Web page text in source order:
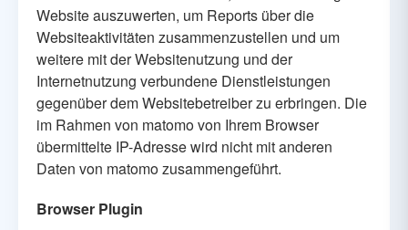
Website auszuwerten, um Reports über die
Websiteaktivitäten zusammenzustellen und um
weitere mit der Websitenutzung und der
Internetnutzung verbundene Dienstleistungen
gegenüber dem Websitebetreiber zu erbringen. Die
im Rahmen von matomo von Ihrem Browser
übermittelte IP-Adresse wird nicht mit anderen
Daten von matomo zusammengeführt.
Browser Plugin